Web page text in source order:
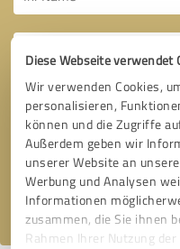
Diese Webseite verwendet
Wir verwenden Cookies,
personalisieren,
können und die Zugriffe
Außerdem geben wir
unserer Website an
Werbung und Analysen
Informationen
zusammen, die Sie ihnen
Rahmen Ihrer Nutzung
Bitte um Rückruf
Ich stimme den